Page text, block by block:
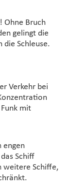
Ohne Bruch
gelingt die
die Schleuse.
Verkehr bei
mit
engen
Schiff
weitere Schiffe,